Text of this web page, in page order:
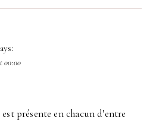
00:00
présente en chacun d’entre